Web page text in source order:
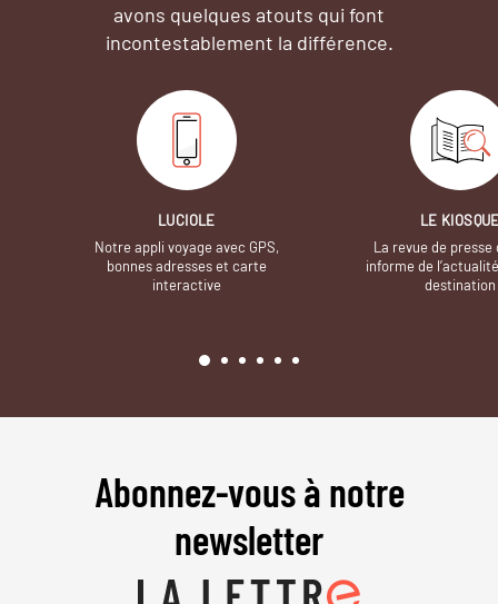
avons quelques atouts qui font
incontestablement la différence.
LUCIOLE
Notre appli voyage avec GPS,
bonnes adresses et carte
interactive
LE
La revue de presse
informe de
destination
Abonnez-vous à notre
newsletter